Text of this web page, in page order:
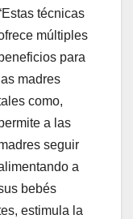
técnicas
múltiples
beneficios para
las madres
como,
a las
seguir
a
bebés
estimula la